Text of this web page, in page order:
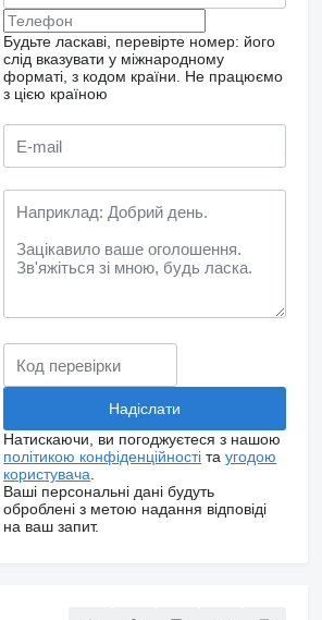
Будьте ласкаві, перевірте номер: його
слід вказувати у міжнародному
форматі, з кодом країни.
Не працюємо
з цією країною
Натискаючи, ви погоджуєтеся з нашою
політикою конфіденційності таугодою
користувача
Ваші персональні дані будуть
оброблені з метою надання відповіді
на ваш запит.